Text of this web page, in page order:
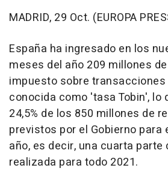
MADRID, 29 Oct. (EUROPA
España ha ingresado en los
meses del año 209 millones
impuesto sobre
conocida como 'tasa Tobin', lo
24,5% de los 850 millones de
previstos por el Gobierno para
año, es decir, una cuarta
realizada para todo 2021.